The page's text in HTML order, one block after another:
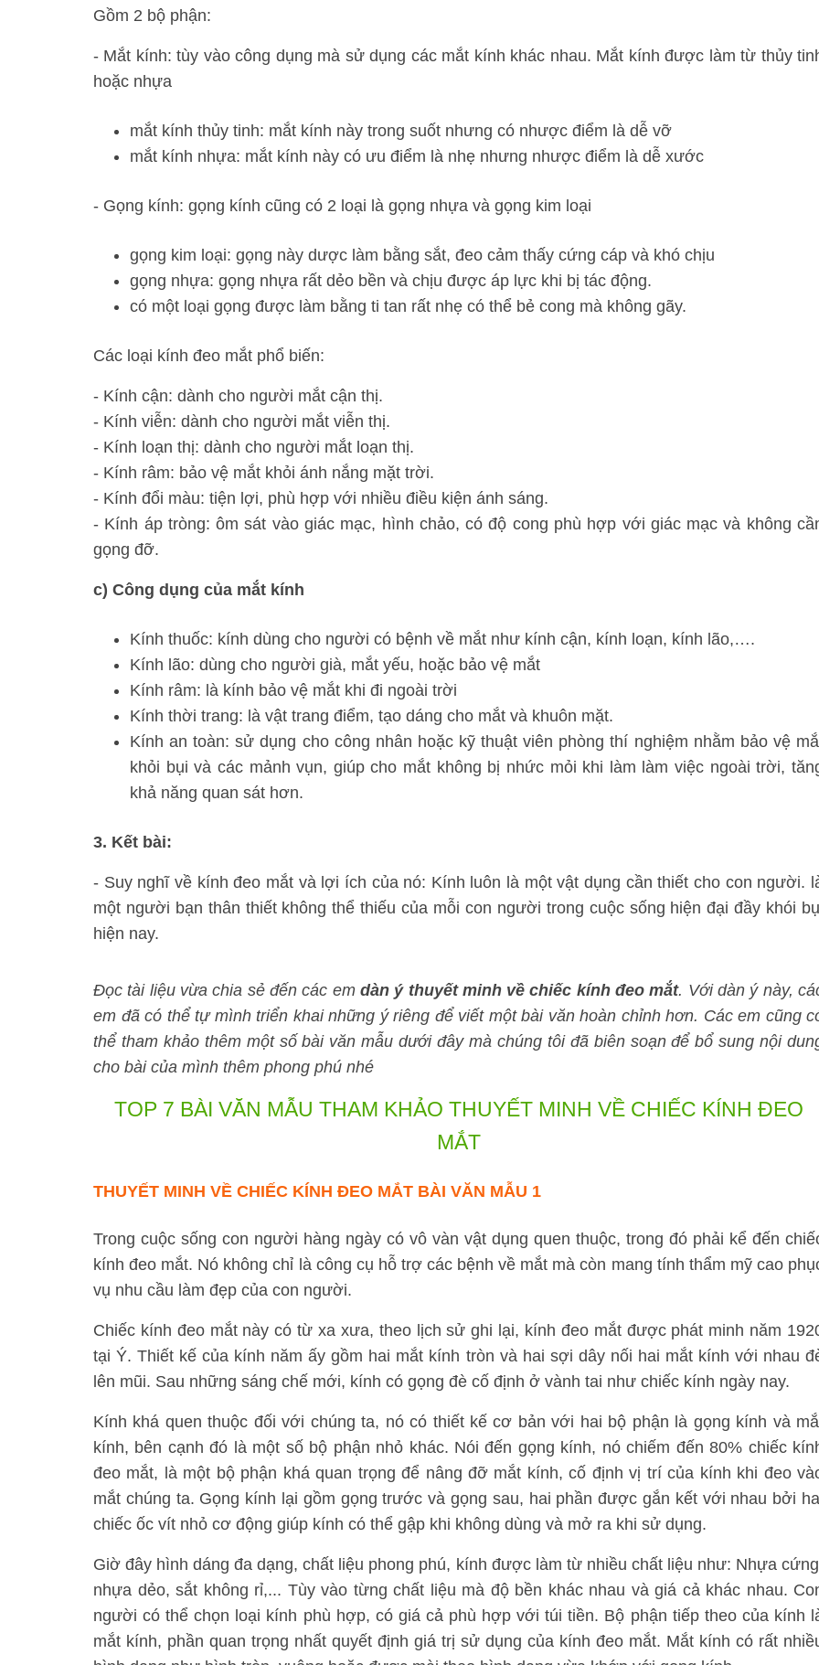
Gồm 2 bộ phận:
- Mắt kính: tùy vào công dụng mà sử dụng các mắt kính khác nhau. Mắt kính được làm từ thủy
hoặc nhựa
mắt kính thủy tinh: mắt kính này trong suốt nhưng có nhược điểm là dễ vỡ
mắt kính nhựa: mắt kính này có ưu điểm là nhẹ nhưng nhược điểm là dễ xước
- Gọng kính: gọng kính cũng có 2 loại là gọng nhựa và gọng kim loại
gọng kim loại: gọng này dược làm bằng sắt, đeo cảm thấy cứng cáp và khó chịu
gọng nhựa: gọng nhựa rất dẻo bền và chịu được áp lực khi bị tác động.
có một loại gọng được làm bằng ti tan rất nhẹ có thể bẻ cong mà không gãy.
Các loại kính đeo mắt phổ biến:
- Kính cận: dành cho người mắt cận thị.
- Kính viễn: dành cho người mắt viễn thị.
- Kính loạn thị: dành cho người mắt loạn thị.
- Kính râm: bảo vệ mắt khỏi ánh nắng mặt trời.
- Kính đổi màu: tiện lợi, phù hợp với nhiều điều kiện ánh sáng.
- Kính áp tròng: ôm sát vào giác mạc, hình chảo, có độ cong phù hợp với giác mạc và không
gọng đỡ.
c) Công dụng của mắt kính
Kính thuốc: kính dùng cho người có bệnh về mắt như kính cận, kính loạn, kính lão,….
Kính lão: dùng cho người già, mắt yếu, hoặc bảo vệ mắt
Kính râm: là kính bảo vệ mắt khi đi ngoài trời
Kính thời trang: là vật trang điểm, tạo dáng cho mắt và khuôn mặt.
Kính an toàn: sử dụng cho công nhân hoặc kỹ thuật viên phòng thí nghiệm nhằm bảo vệ
khỏi bụi và các mảnh vụn, giúp cho mắt không bị nhức mỏi khi làm làm việc ngoài trời,
khả năng quan sát hơn.
3. Kết bài:
- Suy nghĩ về kính đeo mắt và lợi ích của nó: Kính luôn là một vật dụng cần thiết cho con người.
một người bạn thân thiết không thể thiếu của mỗi con người trong cuộc sống hiện đại đầy khói
hiện nay.
Đọc tài liệu vừa chia sẻ đến các em dàn ý thuyết minh về chiếc kính đeo mắt. Với dàn ý này,
em đã có thể tự mình triển khai những ý riêng để viết một bài văn hoàn chỉnh hơn. Các em cũng
thể tham khảo thêm một số bài văn mẫu dưới đây mà chúng tôi đã biên soạn để bổ sung nội
cho bài của mình thêm phong phú nhé
TOP 7 BÀI VĂN MẪU THAM KHẢO THUYẾT MINH VỀ CHIẾC KÍNH ĐEO
MẮT
THUYẾT MINH VỀ CHIẾC KÍNH ĐEO MẮT BÀI VĂN MẪU 1
Trong cuộc sống con người hàng ngày có vô vàn vật dụng quen thuộc, trong đó phải kể đến
kính đeo mắt. Nó không chỉ là công cụ hỗ trợ các bệnh về mắt mà còn mang tính thẩm mỹ cao
vụ nhu cầu làm đẹp của con người.
Chiếc kính đeo mắt này có từ xa xưa, theo lịch sử ghi lại, kính đeo mắt được phát minh năm
tại Ý. Thiết kế của kính năm ấy gồm hai mắt kính tròn và hai sợi dây nối hai mắt kính với nhau
lên mũi. Sau những sáng chế mới, kính có gọng đè cố định ở vành tai như chiếc kính ngày nay.
Kính khá quen thuộc đối với chúng ta, nó có thiết kế cơ bản với hai bộ phận là gọng kính và
kính, bên cạnh đó là một số bộ phận nhỏ khác. Nói đến gọng kính, nó chiếm đến 80% chiếc
đeo mắt, là một bộ phận khá quan trọng để nâng đỡ mắt kính, cố định vị trí của kính khi đeo
mắt chúng ta. Gọng kính lại gồm gọng trước và gọng sau, hai phần được gắn kết với nhau bởi
chiếc ốc vít nhỏ cơ động giúp kính có thể gập khi không dùng và mở ra khi sử dụng.
Giờ đây hình dáng đa dạng, chất liệu phong phú, kính được làm từ nhiều chất liệu như: Nhựa
nhựa dẻo, sắt không rỉ,... Tùy vào từng chất liệu mà độ bền khác nhau và giá cả khác nhau.
người có thể chọn loại kính phù hợp, có giá cả phù hợp với túi tiền. Bộ phận tiếp theo của kính
mắt kính, phần quan trọng nhất quyết định giá trị sử dụng của kính đeo mắt. Mắt kính có rất